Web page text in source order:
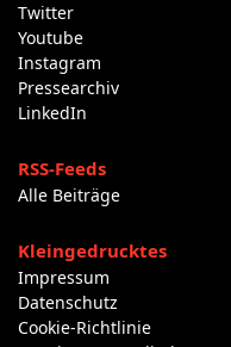
Twitter
Youtube
Instagram
Pressearchiv
LinkedIn
RSS-Feeds
Alle Beiträge
Kleingedrucktes
Impressum
Datenschutz
Cookie-Richtlinie